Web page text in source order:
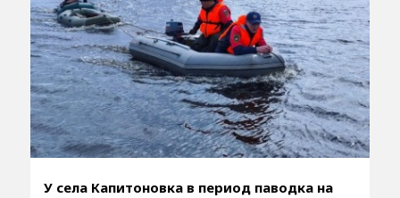
У села Капитоновка в период паводка на